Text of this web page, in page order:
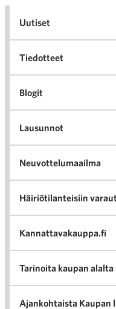
Uutiset
Tiedotteet
Blogit
Lausunnot
Neuvottelumaailma
Häiriötilanteisiin
Kannattavakauppa.fi
Tarinoita kaupan alalta
Ajankohtaista Kaupan